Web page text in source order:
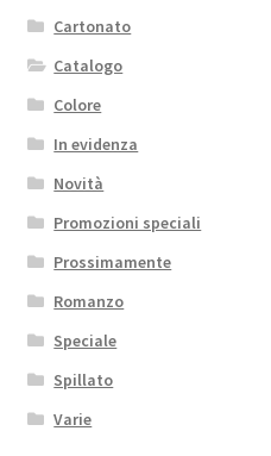
Cartonato
Catalogo
Colore
In evidenza
Novità
Promozioni speciali
Prossimamente
Romanzo
Speciale
Spillato
Varie